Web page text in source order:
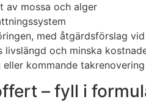
av mossa och alger
med åtgärdsförslag
och minska
kommande takrenovering
– fyll i